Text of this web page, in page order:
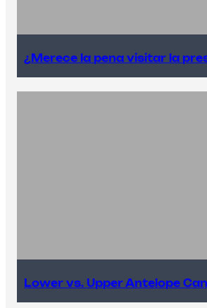
¿Merece la pena visitar la
Lower vs. Upper Antelope